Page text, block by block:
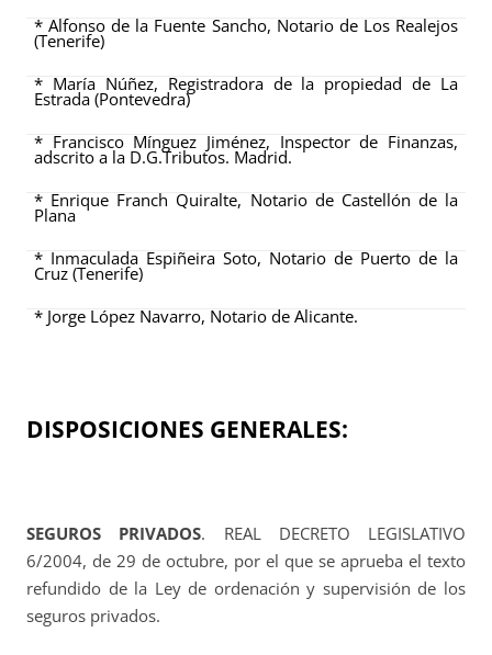
* Alfonso de la Fuente Sancho, Notario de Los Realejos
(Tenerife)
* María Núñez, Registradora de la propiedad de La
Estrada (Pontevedra)
* Francisco Mínguez Jiménez, Inspector de Finanzas,
adscrito a la D.G.Tributos. Madrid.
* Enrique Franch Quiralte, Notario de Castellón de la
Plana
* Inmaculada Espiñeira Soto, Notario de Puerto de la
Cruz (Tenerife)
* Jorge López Navarro, Notario de Alicante.
DISPOSICIONES GENERALES:
SEGUROS PRIVADOS. REAL DECRETO LEGISLATIVO
6/2004, de 29 de octubre, por el que se aprueba el texto
refundido de la Ley de ordenación y supervisión de los
seguros privados.